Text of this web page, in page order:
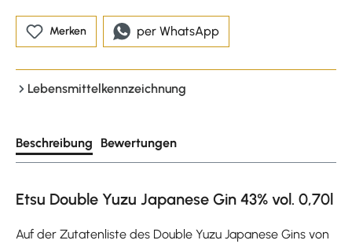
Merken per WhatsApp
Lebensmittelkennzeichnung
Beschreibung Bewertungen
Etsu Double Yuzu Japanese Gin 43% vol. 0,70l
Auf der Zutatenliste des Double Yuzu Japanese Gins von